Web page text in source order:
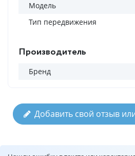
Модель
Тип передвижения
Производитель
Бренд
Добавить свой отзыв